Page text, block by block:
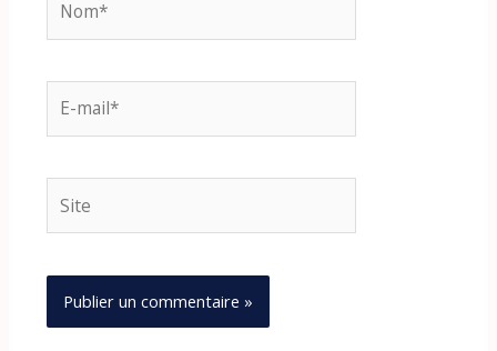
mail*